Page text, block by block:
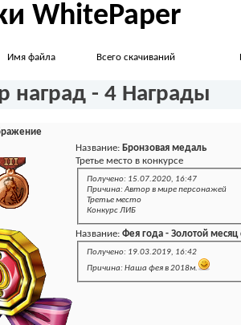
WhitePaper
Имя файла Всего скачиваний
наград - 4 Награды
Название: Бронзовая медаль
Третье место в конкурсе
Получено: 15.07.2020, 16:47
Причина: Автор в мире персонажей
Третье место
Конкурс ЛИБ
Название: Фея года - Золотой месяц
Получено: 19.03.2019, 16:42
Причина: Наша фея в 2018м.